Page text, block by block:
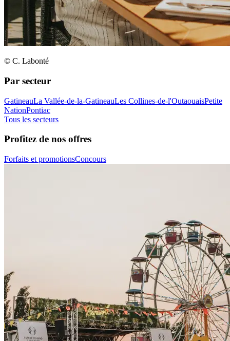
© C. Labonté
Par secteur
GatineauLa Vallée-de-la-GatineauLes Collines-de-l'OutaouaisPetite
NationPontiac
Tous les secteurs
Profitez de nos offres
Forfaits et promotionsConcours